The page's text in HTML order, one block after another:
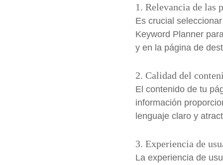
1. Relevancia de las
Es crucial
Keyword Planner
y en la página de
2. Calidad del
El contenido de tu
información
lenguaje claro y
3. Experiencia de
La experiencia de